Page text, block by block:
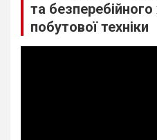
та
побутової техніки